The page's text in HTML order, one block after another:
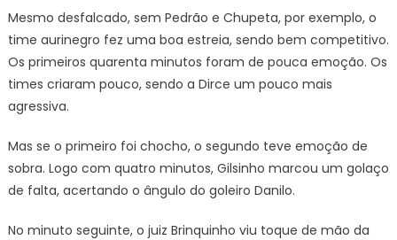
Mesmo desfalcado, sem Pedrão e Chupeta, por exemplo, o
time aurinegro fez uma boa estreia, sendo bem competitivo.
Os primeiros quarenta minutos foram de pouca emoção. Os
times criaram pouco, sendo a Dirce um pouco mais
agressiva.
Mas se o primeiro foi chocho, o segundo teve emoção de
sobra. Logo com quatro minutos, Gilsinho marcou um golaço
de falta, acertando o ângulo do goleiro Danilo.
No minuto seguinte, o juiz Brinquinho viu toque de mão da